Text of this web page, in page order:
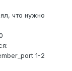
что нужно
1-2